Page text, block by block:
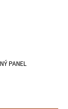
PANEL